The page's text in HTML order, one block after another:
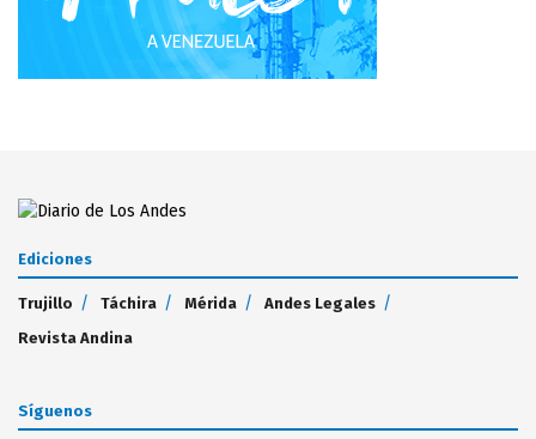
Ediciones
Trujillo Táchira Mérida
Andes Legales
Revista Andina
Síguenos